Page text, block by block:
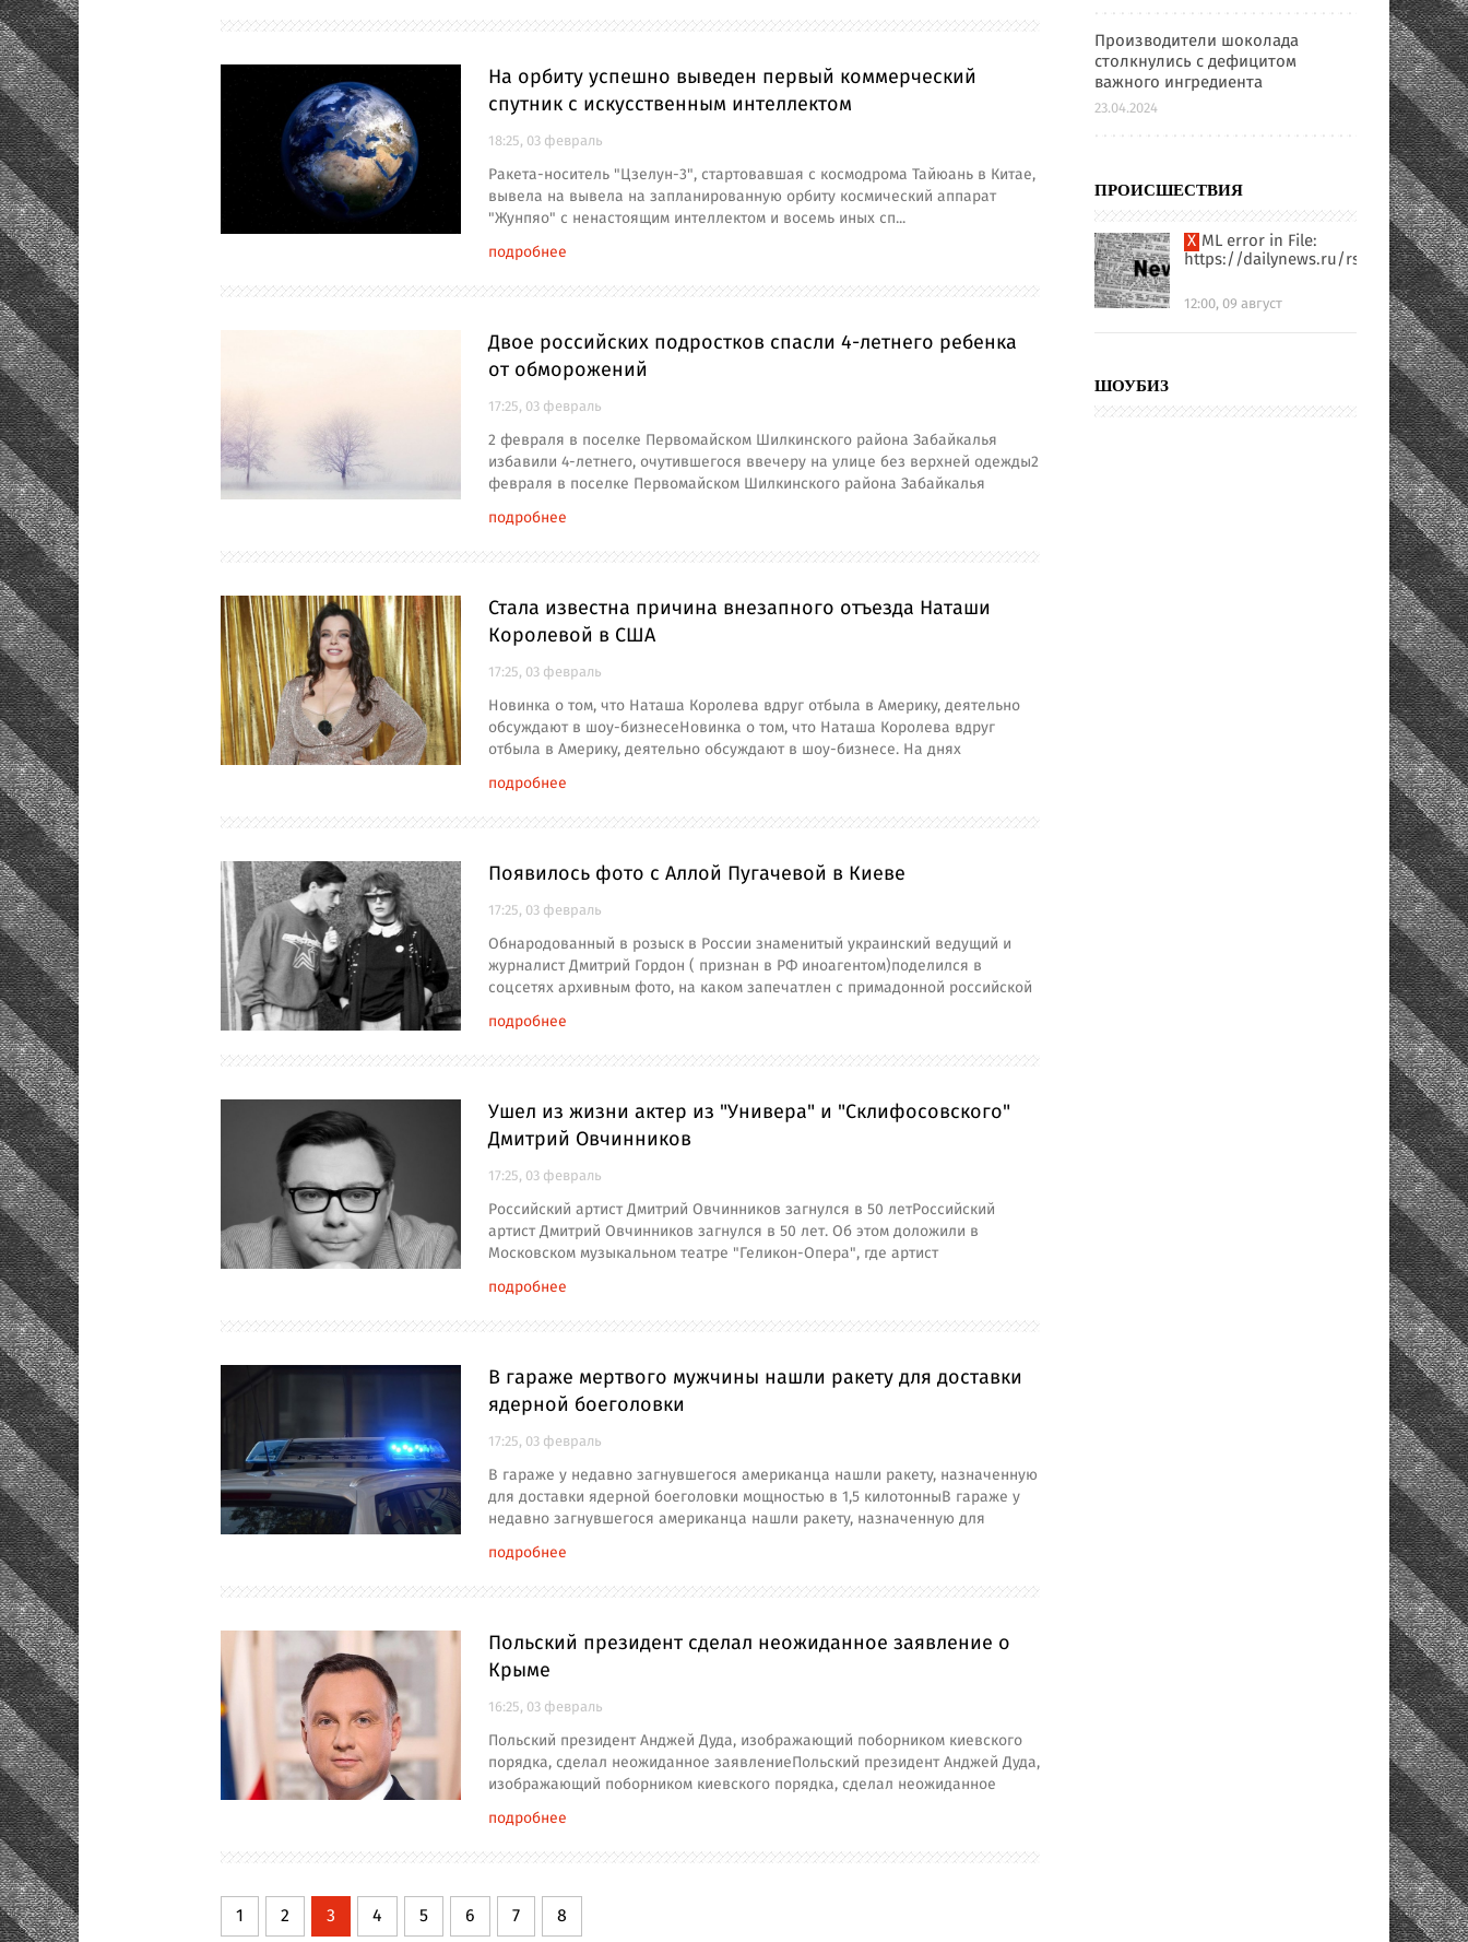
На орбиту успешно выведен первый коммерческий
спутник с искусственным интеллектом
18:25, 03 февраль
Ракета-носитель "Цзелун-3", стартовавшая с космодрома Тайюань в Китае,
вывела на вывела на запланированную орбиту космический аппарат
"Жунпяо" с ненастоящим интеллектом и восемь иных сп...
подробнее
Двое российских подростков спасли 4-летнего ребенка
от обморожений
17:25, 03 февраль
2 февраля в поселке Первомайском Шилкинского района Забайкалья
избавили 4-летнего, очутившегося ввечеру на улице без верхней одежды2
февраля в поселке Первомайском Шилкинского района Забайкалья
подробнее
Стала известна причина внезапного отъезда Наташи
Королевой в США
17:25, 03 февраль
Новинка о том, что Наташа Королева вдруг отбыла в Америку, деятельно
обсуждают в шоу-бизнесеНовинка о том, что Наташа Королева вдруг
отбыла в Америку, деятельно обсуждают в шоу-бизнесе. На днях
подробнее
Появилось фото с Аллой Пугачевой в Киеве
17:25, 03 февраль
Обнародованный в розыск в России знаменитый украинский ведущий и
журналист Дмитрий Гордон ( признан в РФ иноагентом)поделился в
соцсетях архивным фото, на каком запечатлен с примадонной российской
подробнее
Ушел из жизни актер из "Универа" и "Склифосовского"
Дмитрий Овчинников
17:25, 03 февраль
Российский артист Дмитрий Овчинников загнулся в 50 летРоссийский
артист Дмитрий Овчинников загнулся в 50 лет. Об этом доложили в
Московском музыкальном театре "Геликон-Опера", где артист
подробнее
В гараже мертвого мужчины нашли ракету для доставки
ядерной боеголовки
17:25, 03 февраль
В гараже у недавно загнувшегося американца нашли ракету, назначенную
для доставки ядерной боеголовки мощностью в 1,5 килотонныВ гараже у
недавно загнувшегося американца нашли ракету, назначенную для
подробнее
Польский президент сделал неожиданное заявление о
Крыме
16:25, 03 февраль
Польский президент Анджей Дуда, изображающий поборником киевского
порядка, сделал неожиданное заявлениеПольский президент Анджей Дуда,
изображающий поборником киевского порядка, сделал неожиданное
подробнее
1 2 3 4 5 6 7 8
Производители шоколада
столкнулись с дефицитом
важного ингредиента
23.04.2024
ПРОИСШЕСТВИЯ
XML error in File:
https://dailynews.ru/rssfull.xml
12:00, 09 август
ШОУБИЗ